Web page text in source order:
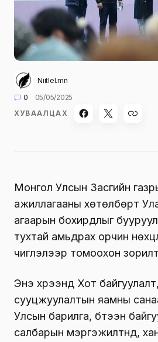
Niitlel.mn
0
05/05/2025
ХУВААЛЦАХ
Монгол Улсын Засгийн
ажиллагааны хөтөлбөрт
агаарын бохирдлыг
тухтай амьдрах орчин
чиглэлээр томоохон
Энэ хүрээнд Хот
сууцжуулалтын яамны
Улсын барилга, бүтээн
салбарын мэргэжилтнүүд,